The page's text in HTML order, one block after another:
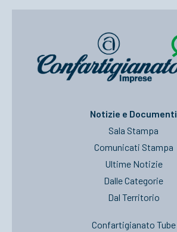
Notizie e Documenti
Sala Stampa
Comunicati Stampa
Ultime Notizie
Dalle Categorie
Dal Territorio
Confartigianato Tube